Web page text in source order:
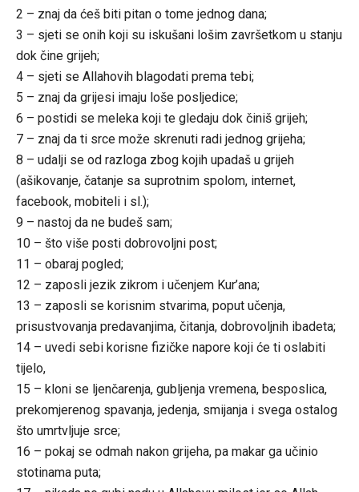
2 – znaj da ćeš biti pitan o tome jednog dana;
3 – sjeti se onih koji su iskušani lošim završetkom u stanju
dok čine grijeh;
4 – sjeti se Allahovih blagodati prema tebi;
5 – znaj da grijesi imaju loše posljedice;
6 – postidi se meleka koji te gledaju dok činiš grijeh;
7 – znaj da ti srce može skrenuti radi jednog grijeha;
8 – udalji se od razloga zbog kojih upadaš u grijeh
(ašikovanje, čatanje sa suprotnim spolom, internet,
facebook, mobiteli i sl.);
9 – nastoj da ne budeš sam;
10 – što više posti dobrovoljni post;
11 – obaraj pogled;
12 – zaposli jezik zikrom i učenjem Kur’ana;
13 – zaposli se korisnim stvarima, poput učenja,
prisustvovanja predavanjima, čitanja, dobrovoljnih ibadeta;
14 – uvedi sebi korisne fizičke napore koji će ti oslabiti
tijelo,
15 – kloni se ljenčarenja, gubljenja vremena, besposlica,
prekomjerenog spavanja, jedenja, smijanja i svega ostalog
što umrtvljuje srce;
16 – pokaj se odmah nakon grijeha, pa makar ga učinio
stotinama puta;